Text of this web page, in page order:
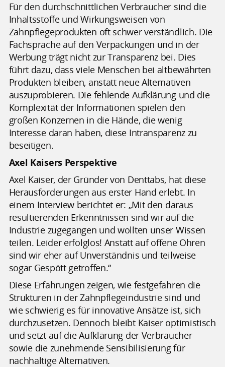
Für den durchschnittlichen Verbraucher sind die
Inhaltsstoffe und Wirkungsweisen von
Zahnpflegeprodukten oft schwer verständlich. Die
Fachsprache auf den Verpackungen und in der
Werbung trägt nicht zur Transparenz bei. Dies
führt dazu, dass viele Menschen bei altbewährten
Produkten bleiben, anstatt neue Alternativen
auszuprobieren. Die fehlende Aufklärung und die
Komplexität der Informationen spielen den
großen Konzernen in die Hände, die wenig
Interesse daran haben, diese Intransparenz zu
beseitigen.
Axel Kaisers Perspektive
Axel Kaiser, der Gründer von Denttabs, hat diese
Herausforderungen aus erster Hand erlebt. In
einem Interview berichtet er: „Mit den daraus
resultierenden Erkenntnissen sind wir auf die
Industrie zugegangen und wollten unser Wissen
teilen. Leider erfolglos! Anstatt auf offene Ohren
sind wir eher auf Unverständnis und teilweise
sogar Gespött getroffen.“
Diese Erfahrungen zeigen, wie festgefahren die
Strukturen in der Zahnpflegeindustrie sind und
wie schwierig es für innovative Ansätze ist, sich
durchzusetzen. Dennoch bleibt Kaiser optimistisch
und setzt auf die Aufklärung der Verbraucher
sowie die zunehmende Sensibilisierung für
nachhaltige Alternativen.